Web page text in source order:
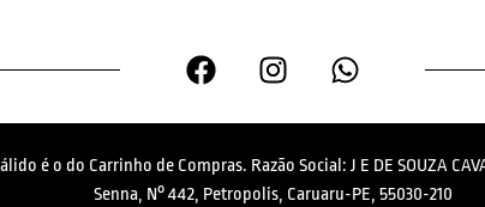
é o do Carrinho de Compras. Razão Social: J E DE SOUZA
Senna, N° 442, Petropolis, Caruaru-PE, 55030-210